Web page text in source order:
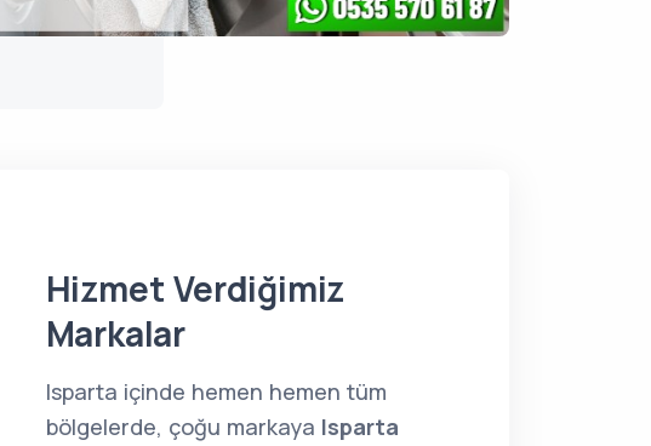
Hizmet Verdiğimiz
Markalar
Isparta içinde hemen hemen tüm
bölgelerde, çoğu markaya Isparta